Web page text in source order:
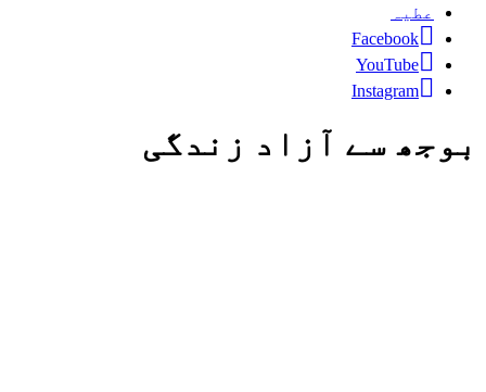
عطیہ
Facebook
YouTube
Instagram
بوجھ سے آزاد زندگی